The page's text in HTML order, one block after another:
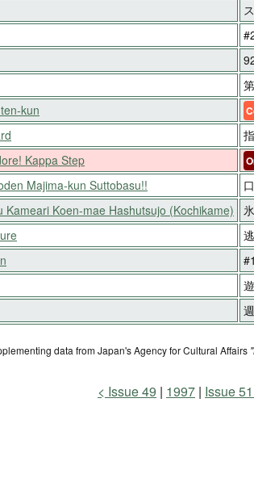
kun
Kappa Step
Majima-kun Suttobasu!!
Kameari Koen-mae Hashutsujo (Kochikame)
data from Japan's Agency for Cultural Affairs
Issue 49 1997 Issue 51